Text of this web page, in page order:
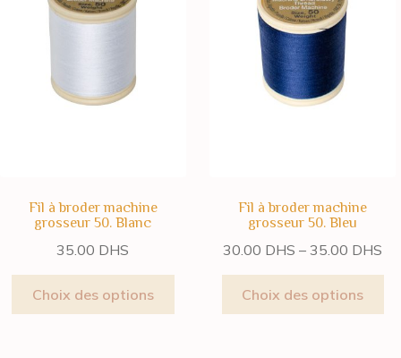
Fil à broder machine
grosseur 50. Blanc
35.00 DHS
Choix des options
Fil à broder machine
grosseur 50. Bleu
30.00 DHS –35.00 DHS
Choix des options